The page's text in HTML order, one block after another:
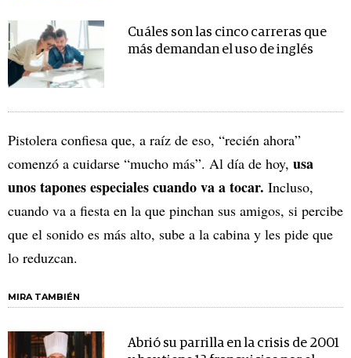
Cuáles son las cinco carreras que
más demandan el uso de inglés
Pistolera confiesa que, a raíz de eso, “recién ahora”
comenzó a cuidarse “mucho más”. Al día de hoy, usa
unos tapones especiales cuando va a tocar. Incluso,
cuando va a fiesta en la que pinchan sus amigos, si percibe
que el sonido es más alto, sube a la cabina y les pide que
lo reduzcan.
MIRA TAMBIÉN
Abrió su parrilla en la crisis de 2001